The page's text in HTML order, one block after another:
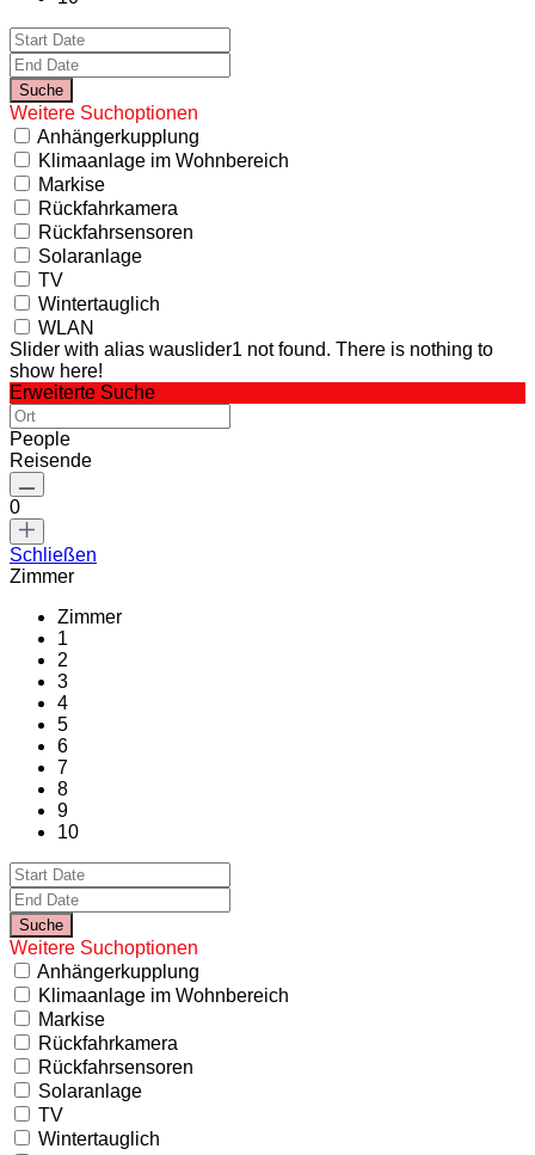
Weitere Suchoptionen
Anhängerkupplung
Klimaanlage im Wohnbereich
Markise
Rückfahrkamera
Rückfahrsensoren
Solaranlage
TV
Wintertauglich
WLAN
Slider with alias wauslider1 not found. There is nothing to
show here!
Erweiterte Suche
People
Reisende
0
Schließen
Zimmer
Zimmer
1
2
3
4
5
6
7
8
9
10
Weitere Suchoptionen
Anhängerkupplung
Klimaanlage im Wohnbereich
Markise
Rückfahrkamera
Rückfahrsensoren
Solaranlage
TV
Wintertauglich